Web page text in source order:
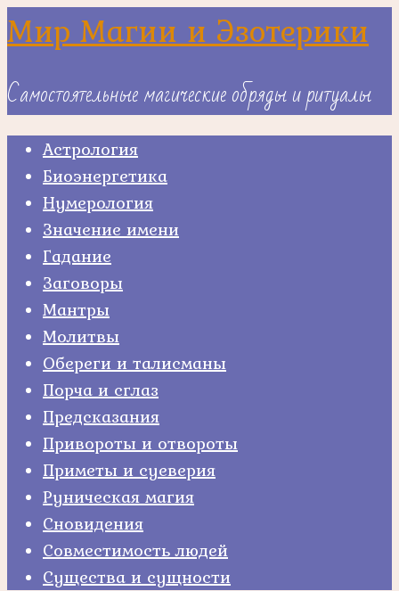
Skip
to
Мир Магии и Эзотерики
Самостоятельные магические обряды и ритуалы
Астрология
Биоэнергетика
Нумерология
Значение имени
Гадание
Заговоры
Мантры
Молитвы
Обереги и талисманы
Порча и сглаз
Предсказания
Привороты и отвороты
Приметы и суеверия
Руническая магия
Сновидения
Совместимость людей
Существа и сущности